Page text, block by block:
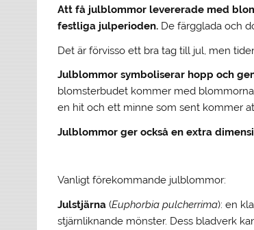
Att få julblommor levererade med
festliga julperioden. De färgglada och
Det är förvisso ett bra tag till jul, men
Julblommor symboliserar hopp och
blomsterbudet kommer med
en hit och ett minne som sent kommer
Julblommor ger också en extra
Vanligt förekommande julblommor:
Julstjärna (Euphorbia pulcherrima): en
stjärnliknande mönster. Dess bladverk